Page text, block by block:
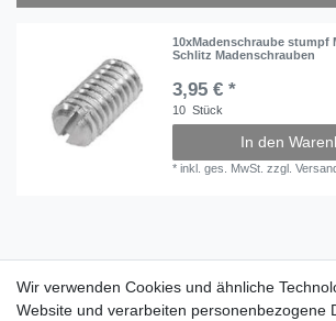
10xMadenschraube stumpf
Schlitz Madenschrauben
3,95 € *
10 Stück
In den
*inkl. ges. MwSt. zzgl.
Wir verwenden Cookies und ähnliche
Website und verarbeiten personenbezogene
Wir verwenden Cookies und ähnliche
Website und verarbeiten personenbezogene